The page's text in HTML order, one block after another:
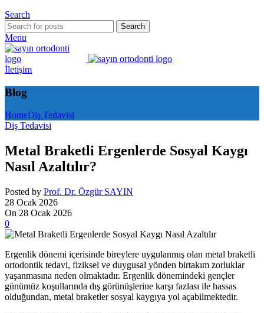
Search
Search
Menu
İletişim
Blog
HomeDiş Tedavisi
Diş Tedavisi
Metal Braketli Ergenlerde Sosyal Kaygı
Nasıl Azaltılır?
Posted by Prof. Dr. Özgür SAYIN
28 Ocak 2026
On 28 Ocak 2026
0
Ergenlik dönemi içerisinde bireylere uygulanmış olan metal braketli
ortodontik tedavi, fiziksel ve duygusal yönden birtakım zorluklar
yaşanmasına neden olmaktadır. Ergenlik dönemindeki gençler
günümüz koşullarında dış görünüşlerine karşı fazlası ile hassas
olduğundan, metal braketler sosyal kaygıya yol açabilmektedir.